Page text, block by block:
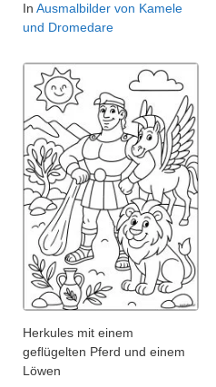
In Ausmalbilder von Kamele
und Dromedare
Herkules mit einem
geflügelten Pferd und einem
Löwen